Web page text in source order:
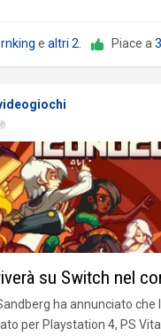
e altri 2. Piace a
su Switch nel
ha annunciato che
per Playstation 4, PS